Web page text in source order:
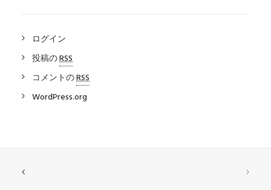
ログイン
投稿のRSS
コメントのRSS
WordPress.org